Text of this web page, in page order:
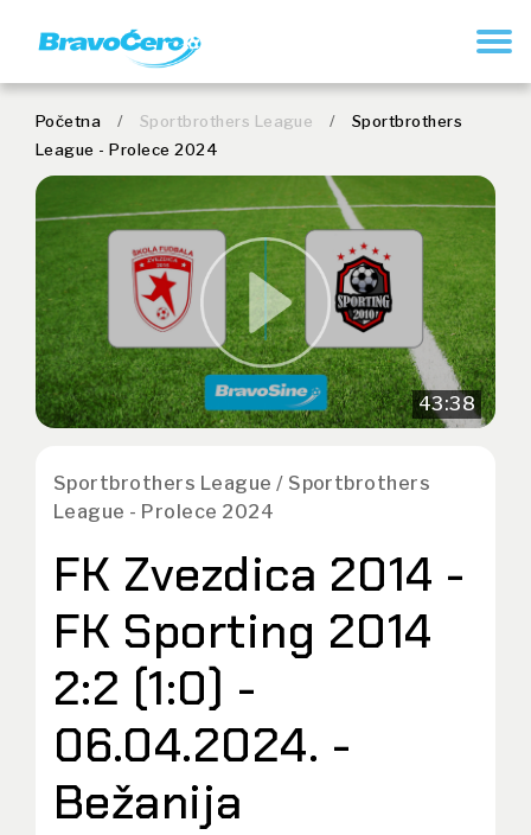
Početna / Sportbrothers League /
Sportbrothers
League - Prolece 2024
43:38
Sportbrothers League / Sportbrothers
League - Prolece 2024
FK Zvezdica 2014 -
FK Sporting 2014
2:2 (1:0) -
06.04.2024. -
Bežanija